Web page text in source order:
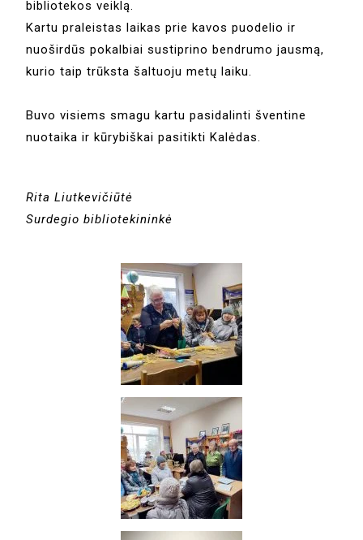
bibliotekos veiklą.
Kartu praleistas laikas prie kavos puodelio ir
nuoširdūs pokalbiai sustiprino bendrumo jausmą,
kurio taip trūksta šaltuoju metų laiku.
Buvo visiems smagu kartu pasidalinti šventine
nuotaika ir kūrybiškai pasitikti Kalėdas.
Rita Liutkevičiūtė
Surdegio bibliotekininkė